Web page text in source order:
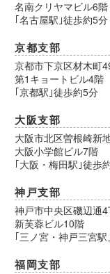
名南クリヤマビル6階
｢名古屋駅｣徒歩約5分
京都支部
京都市下京区材木町
第1キョートビル4階
｢京都駅｣徒歩約5分
大阪支部
大阪市北区曽根崎新
大阪小学館ビル7階
｢大阪・梅田駅｣徒歩
神戸支部
神戸市中央区磯辺通
新芙蓉ビル10階
｢三ノ宮・神戸三宮
福岡支部